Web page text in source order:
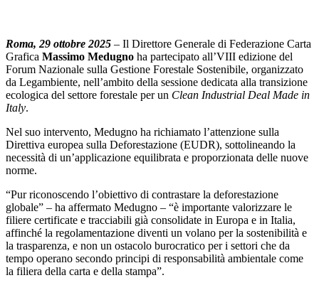
Roma, 29 ottobre 2025 – Il Direttore Generale di Federazione Carta
Grafica Massimo Medugno ha partecipato all’VIII edizione del
Forum Nazionale sulla Gestione Forestale Sostenibile, organizzato
da Legambiente, nell’ambito della sessione dedicata alla transizione
ecologica del settore forestale per un Clean Industrial Deal Made in
Italy.
Nel suo intervento, Medugno ha richiamato l’attenzione sulla
Direttiva europea sulla Deforestazione (EUDR), sottolineando la
necessità di un’applicazione equilibrata e proporzionata delle nuove
norme.
“Pur riconoscendo l’obiettivo di contrastare la deforestazione
globale” – ha affermato Medugno – “è importante valorizzare le
filiere certificate e tracciabili già consolidate in Europa e in Italia,
affinché la regolamentazione diventi un volano per la sostenibilità e
la trasparenza, e non un ostacolo burocratico per i settori che da
tempo operano secondo principi di responsabilità ambientale come
la filiera della carta e della stampa”.